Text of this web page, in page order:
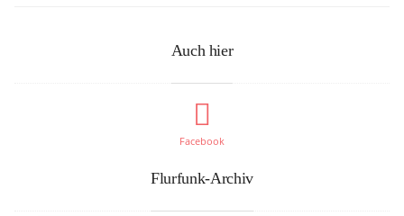
Auch hier
Facebook
Flurfunk-Archiv